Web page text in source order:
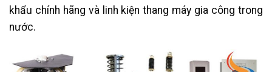
khẩu chính hãng và linh kiện thang máy gia công trong
nước.